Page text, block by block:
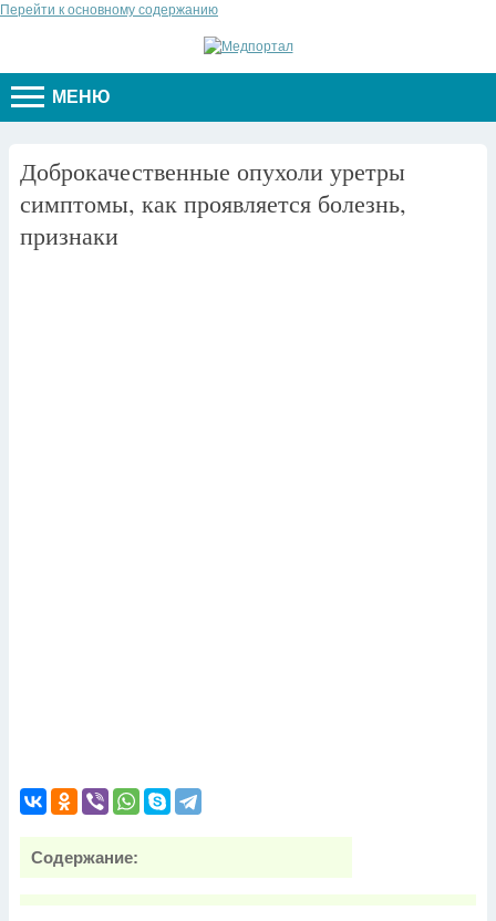
Перейти к основному содержанию
МЕНЮ
Доброкачественные опухоли уретры
симптомы, как проявляется болезнь,
признаки
Содержание: